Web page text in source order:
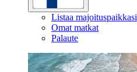
Listaa majoituspaikkasi
Omat matkat
Palaute